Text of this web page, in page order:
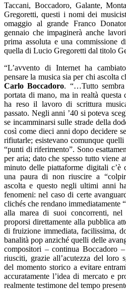
Taccani, Boccadoro, Galante,
Gregoretti, questi i nomi dei
omaggio al grande Franco
gennaio che impaginerà anche
prima assoluta e una commissione
quella di Lucio Gregoretti dal titolo
“L’avvento di Internet ha
pensare la musica sia per chi ascolta
Carlo Boccadoro. “…Tutto sembra
portata di mano, ma in realtà
ha reso il lavoro di scrittura
passato. Negli anni ’40 si poteva
se incamminarsi sulle strade della
così come dieci anni dopo decidere
rifiutarle; esistevano comunque
“punti di riferimento”. Sono
per aria; dato che spesso tutto viene
minuto delle piattaforme digitali c’è
una paura di non riuscire a
ascolta e questo negli ultimi anni
fenomeni: nel caso di certe
clichés che rendano immediatamente
alla marea di suoi concorrenti,
proporsi direttamente alla pubblica
di fruizione immediata, facilissima,
banalità pop anziché quelli delle
compositori – continua Boccadoro
riusciti, grazie all’acutezza del loro
del momento storico a evitare
accuratamente l’idea di mercato e
realmente testimone del tempo